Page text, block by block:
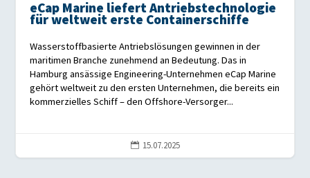
eCap Marine liefert Antriebstechnologie
für weltweit erste Containerschiffe
Wasserstoffbasierte Antriebslösungen gewinnen in der
maritimen Branche zunehmend an Bedeutung. Das in
Hamburg ansässige Engineering-Unternehmen eCap Marine
gehört weltweit zu den ersten Unternehmen, die bereits ein
kommerzielles Schiff – den Offshore-Versorger...
 15.07.2025